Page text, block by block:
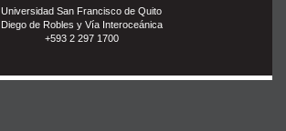
Universidad San Francisco de Quito
Diego de Robles y Vía Interoceánica
+593 2 297 1700